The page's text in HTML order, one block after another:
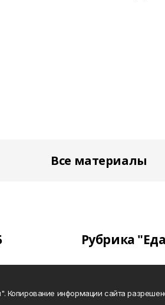
Все материалы
Рубрика
Копирование информации сайта